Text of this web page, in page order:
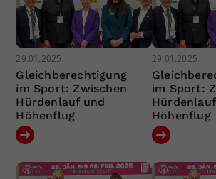
29.01.2025
Gleichberechtigung
im Sport: Zwischen
Hürdenlauf und
Höhenflug
29.01.2025
im Sport:
Höhenflug